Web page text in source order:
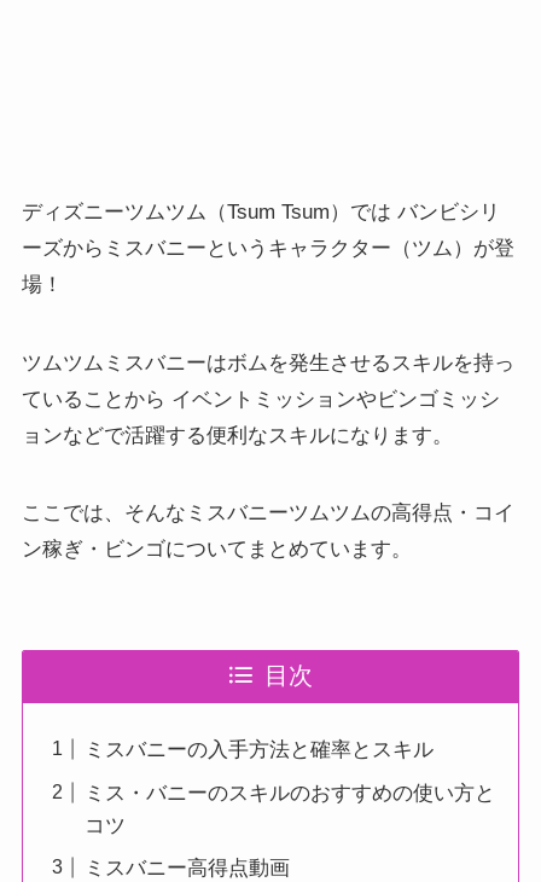
ディズニーツムツム（Tsum Tsum）では バンビシリ
ーズからミスバニーというキャラクター（ツム）が登
場！
ツムツムミスバニーはボムを発生させるスキルを持っ
ていることから イベントミッションやビンゴミッシ
ョンなどで活躍する便利なスキルになります。
ここでは、そんなミスバニーツムツムの高得点・コイ
ン稼ぎ・ビンゴについてまとめています。
目次
ミスバニーの入手方法と確率とスキル
ミス・バニーのスキルのおすすめの使い方と
コツ
ミスバニー高得点動画